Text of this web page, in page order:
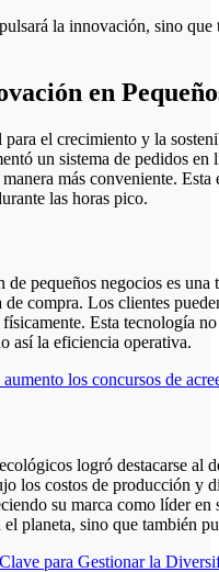
la innovación, sino
en
el crecimiento y la
un sistema de pedidos
más conveniente.
las horas pico.
pequeños negocios es
compra. Los clientes
Esta tecnología
así la eficiencia operativa.
aumento los concursos de
logró destacarse al
los costos de producción y
su marca como líder
planeta, sino que también
para Gestionar la